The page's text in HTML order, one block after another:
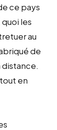
ce pays
les
au
de
en